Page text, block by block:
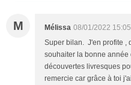
M Mélissa 08/01/2022 15:05
Super bilan. J'en profite ,
souhaiter la bonne
découvertes livresques
remercie car grâce à toi